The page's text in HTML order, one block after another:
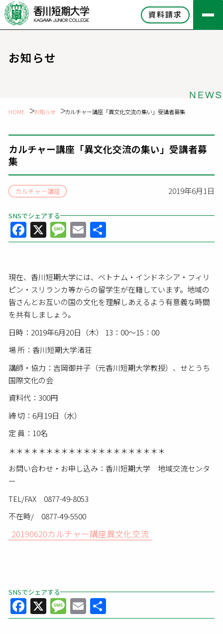
資料請求
お知らせ
NEWS
HOME お知らせ カルチャー講座「異文化交流の集い」受講者募集
カルチャー講座「異文化交流の集い」受講者募
集
カルチャー講座 2019年6月1日
SNSでシェアする
Facebook
X Message
Email
有
現在、香川短期大学には、ベトナム・インドネシア・フィリ
ピン・スリランカ等からの留学生が在籍しています。地域の
皆さんとお互いの国の文化を理解しあえるよう有意義な時間
を共有しましょう。
日時：2019年6月20日（木） 13：00～15：00
場 所：香川短期大学渚荘
講師・協力：吉岡御井子（元香川短期大学教授）、せとうち
国際文化の会
資料代：300円
締 切：6月19日（水）
定 員：10名
＊＊＊＊＊＊＊＊＊＊＊＊＊＊＊＊＊＊＊＊＊
お問い合わせ・お申し込み：香川短期大学 地域交流センタ
ー
TEL/FAX 0877-49-8053
不在時/ 0877-49-5500
20190620カルチャー講座異文化交流
SNSでシェアする
Facebook
X Message
Email
有